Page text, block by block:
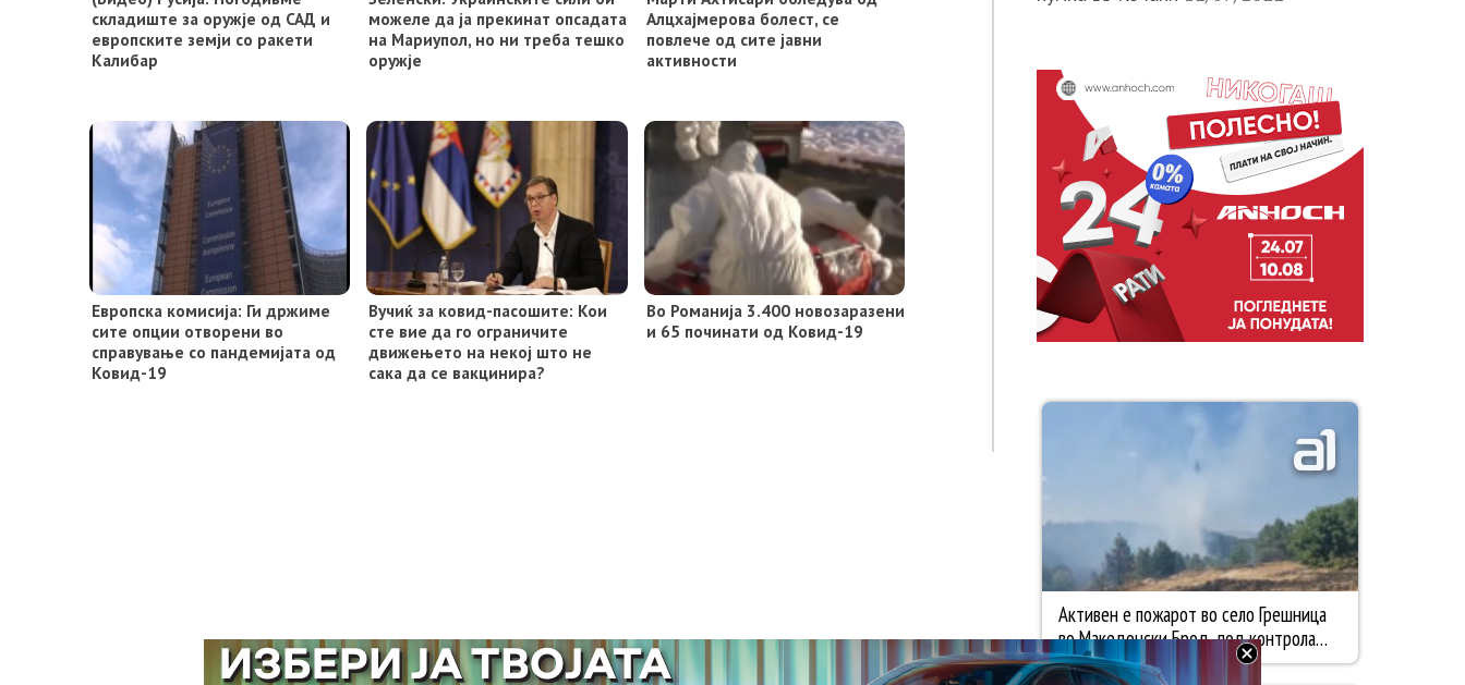
складиште за оружје од САД и
европските земји со ракети
Калибар
можеле да ја прекинат опсадата
на Мариупол, но ни треба тешко
оружје
Алцхајмерова болест, се
повлече од сите јавни
активности
Европска комисија: Ги држиме
сите опции отворени во
справување со пандемијата од
Ковид-19
Вучиќ за ковид-пасошите: Кои
сте вие ​​да го ограничите
движењето на некој што не
сака да се вакцинира?
Во Романија 3.400 новозаразени
и 65 починати од Ковид-19